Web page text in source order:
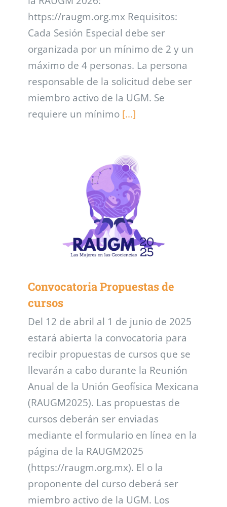
https://raugm.org.mx Requisitos:
Cada Sesión Especial debe ser
organizada por un mínimo de 2 y un
máximo de 4 personas. La persona
responsable de la solicitud debe ser
miembro activo de la UGM. Se
requiere un mínimo [...]
Convocatoria Propuestas de
cursos
Del 12 de abril al 1 de junio de 2025
estará abierta la convocatoria para
recibir propuestas de cursos que se
llevarán a cabo durante la Reunión
Anual de la Unión Geofísica Mexicana
(RAUGM2025). Las propuestas de
cursos deberán ser enviadas
mediante el formulario en línea en la
página de la RAUGM2025
(https://raugm.org.mx). El o la
proponente del curso deberá ser
miembro activo de la UGM. Los